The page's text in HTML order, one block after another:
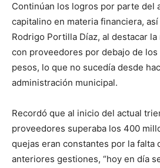
Continúan los logros por parte del
capitalino en materia financiera,
Rodrigo Portilla Díaz, al destacar
con proveedores por debajo de
pesos, lo que no sucedía desde
administración municipal.
Recordó que al inicio del actual
proveedores superaba los 400
quejas eran constantes por la falta
anteriores gestiones, “hoy en día